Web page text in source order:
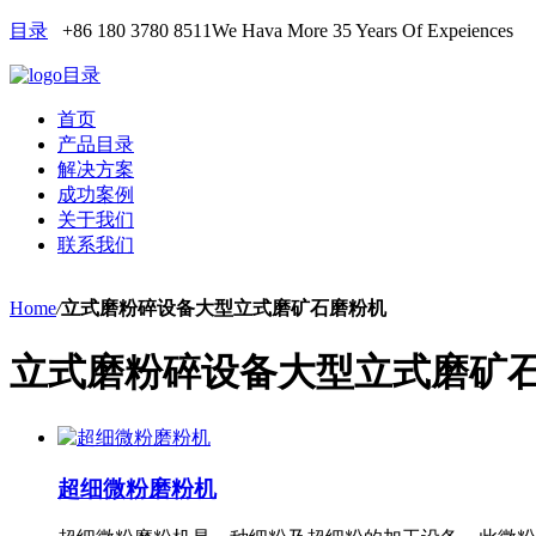
目录 +86 180 3780 8511We Hava More 35 Years Of Expeiences
目录
首页
产品目录
解决方案
成功案例
关于我们
联系我们
Home/立式磨粉碎设备大型立式磨矿石磨粉机
立式磨粉碎设备大型立式磨矿
超细微粉磨粉机